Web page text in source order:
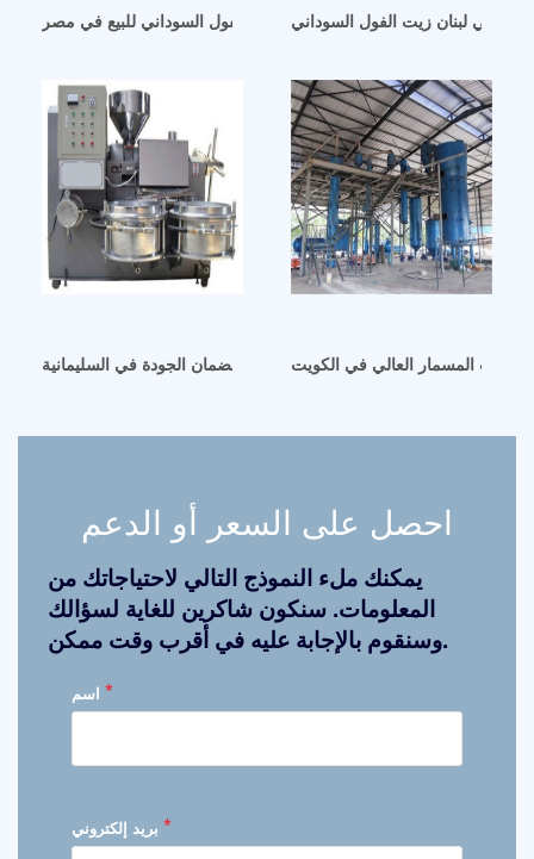
ماكينة زيت الفول السوداني للبيع في مصرفي لبنان زيت الفول السوداني
آلة عصر زيت الفول السوداني بضمان الجودة في السليمانية
ذات المسمار العالي في الكويت
احصل على السعر أو الدعم
يمكنك ملء النموذج التالي لاحتياجاتك من
المعلومات. سنكون شاكرين للغاية لسؤالك
وسنقوم بالإجابة عليه في أقرب وقت ممكن.
*
*